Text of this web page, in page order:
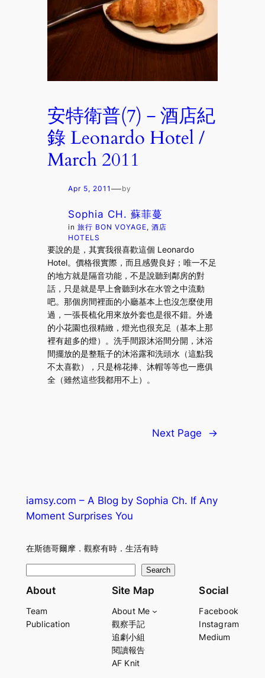
安特衛普(7)－酒店紀
錄 Leonardo Hotel /
March 2011
Apr 5, 2011—by
Sophia CH. 蘇菲蔓
in旅行 BON VOYAGE, 酒店
HOTELS
要說的是，其實我很喜歡這個 Leonardo
Hotel。價格很實際，而且感覺良好；唯一不足
的地方就是隔音功能，不是說聽到鄰房的對
話，只是就是早上會聽到水在水管之中流動
吧。那個房間裡面的小廳基本上也沒怎麼使用
過，一張長梳化用來放外套也是很不錯。外邊
的小花園也很精緻，燈光也很充足（基本上那
裡有超多的燈）。洗手間跟沐浴間分開，沐浴
間擺放的是整瓶子的沐浴露和洗頭水（這點我
不太喜歡），只是棉花捧、沐帽等等也一應俱
全（雖然這些我都用不上）。
Next Page →
iamsy.com – A Blog by Sophia Ch. If Any
Moment Surprises You
在斯德哥爾摩．觀察有時．生活有時
e
r
Search
About
Team
Publication
Site Map
About Me
觀察手記
追劇小組
閱讀報告
AF Knit
Social
Facebook
Instagram
Medium